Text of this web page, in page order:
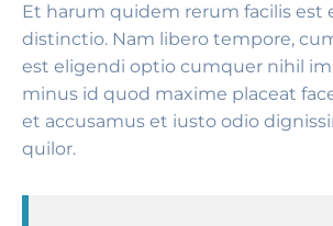
Et harum quidem rerum facilis est
distinctio. Nam libero tempore,
est eligendi optio cumquer nihil
minus id quod maxime placeat
et accusamus et iusto odio
quilor.